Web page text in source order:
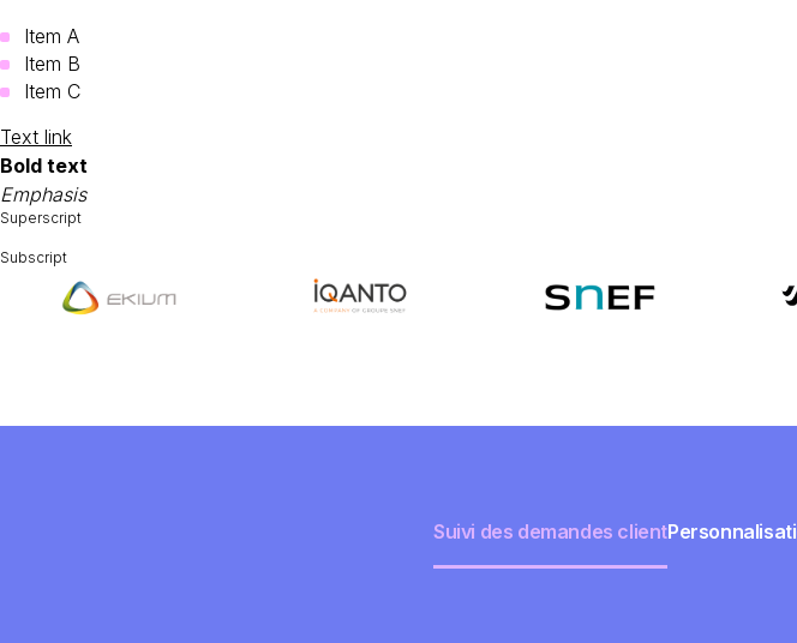
Item A
Item B
Item C
Text link
Bold text
Emphasis
Superscript
Subscript
Suivi des demandes client